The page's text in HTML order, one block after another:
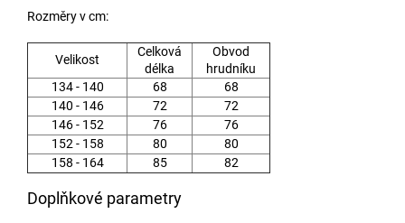
Rozměry v cm:
Velikost
Celková
délka
Obvod
hrudníku
134 - 140
68
68
140 - 146
72
72
146 - 152
76
76
152 - 158
80
80
158 - 164
85 82
Doplňkové parametry